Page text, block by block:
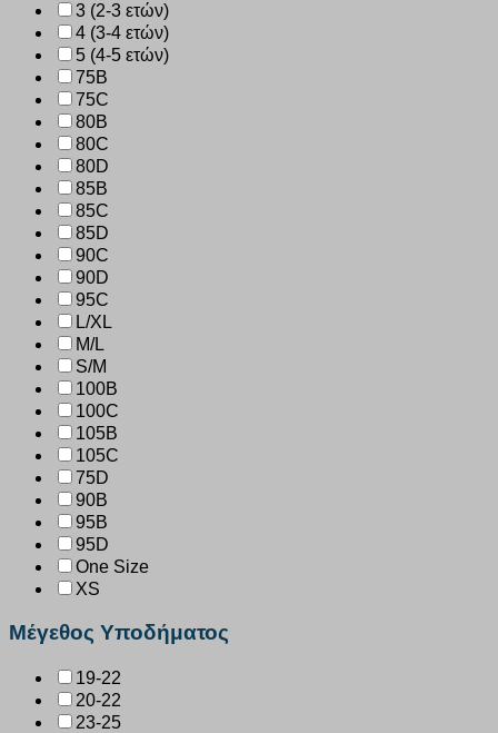
3 (2-3 ετών)
4 (3-4 ετών)
5 (4-5 ετών)
75B
75C
80B
80C
80D
85B
85C
85D
90C
90D
95C
L/XL
M/L
S/M
100B
100C
105B
105C
75D
90B
95B
95D
One Size
XS
Μέγεθος Υποδήματος
19-22
20-22
23-25